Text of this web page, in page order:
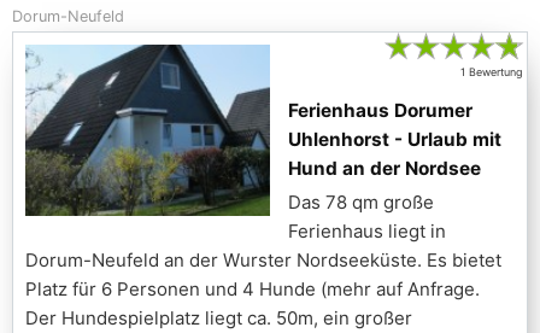
Dorum-Neufeld
★★★★★
1 Bewertung
Ferienhaus Dorumer
Uhlenhorst - Urlaub mit
Hund an der Nordsee
Das 78 qm große
Ferienhaus liegt in
Dorum-Neufeld an der Wurster Nordseeküste. Es bietet
Platz für 6 Personen und 4 Hunde (mehr auf Anfrage.
Der Hundespielplatz liegt ca. 50m, ein großer